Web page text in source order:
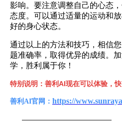
影响。要注意调整自己的心态
态度。可以通过适量的运动和
好的身心状态。
通过以上的方法和技巧，相信
题准确率，取得优异的成绩。
学，胜利属于你！
特别说明：善利AI现在可以体验，
善利AI官网： https://